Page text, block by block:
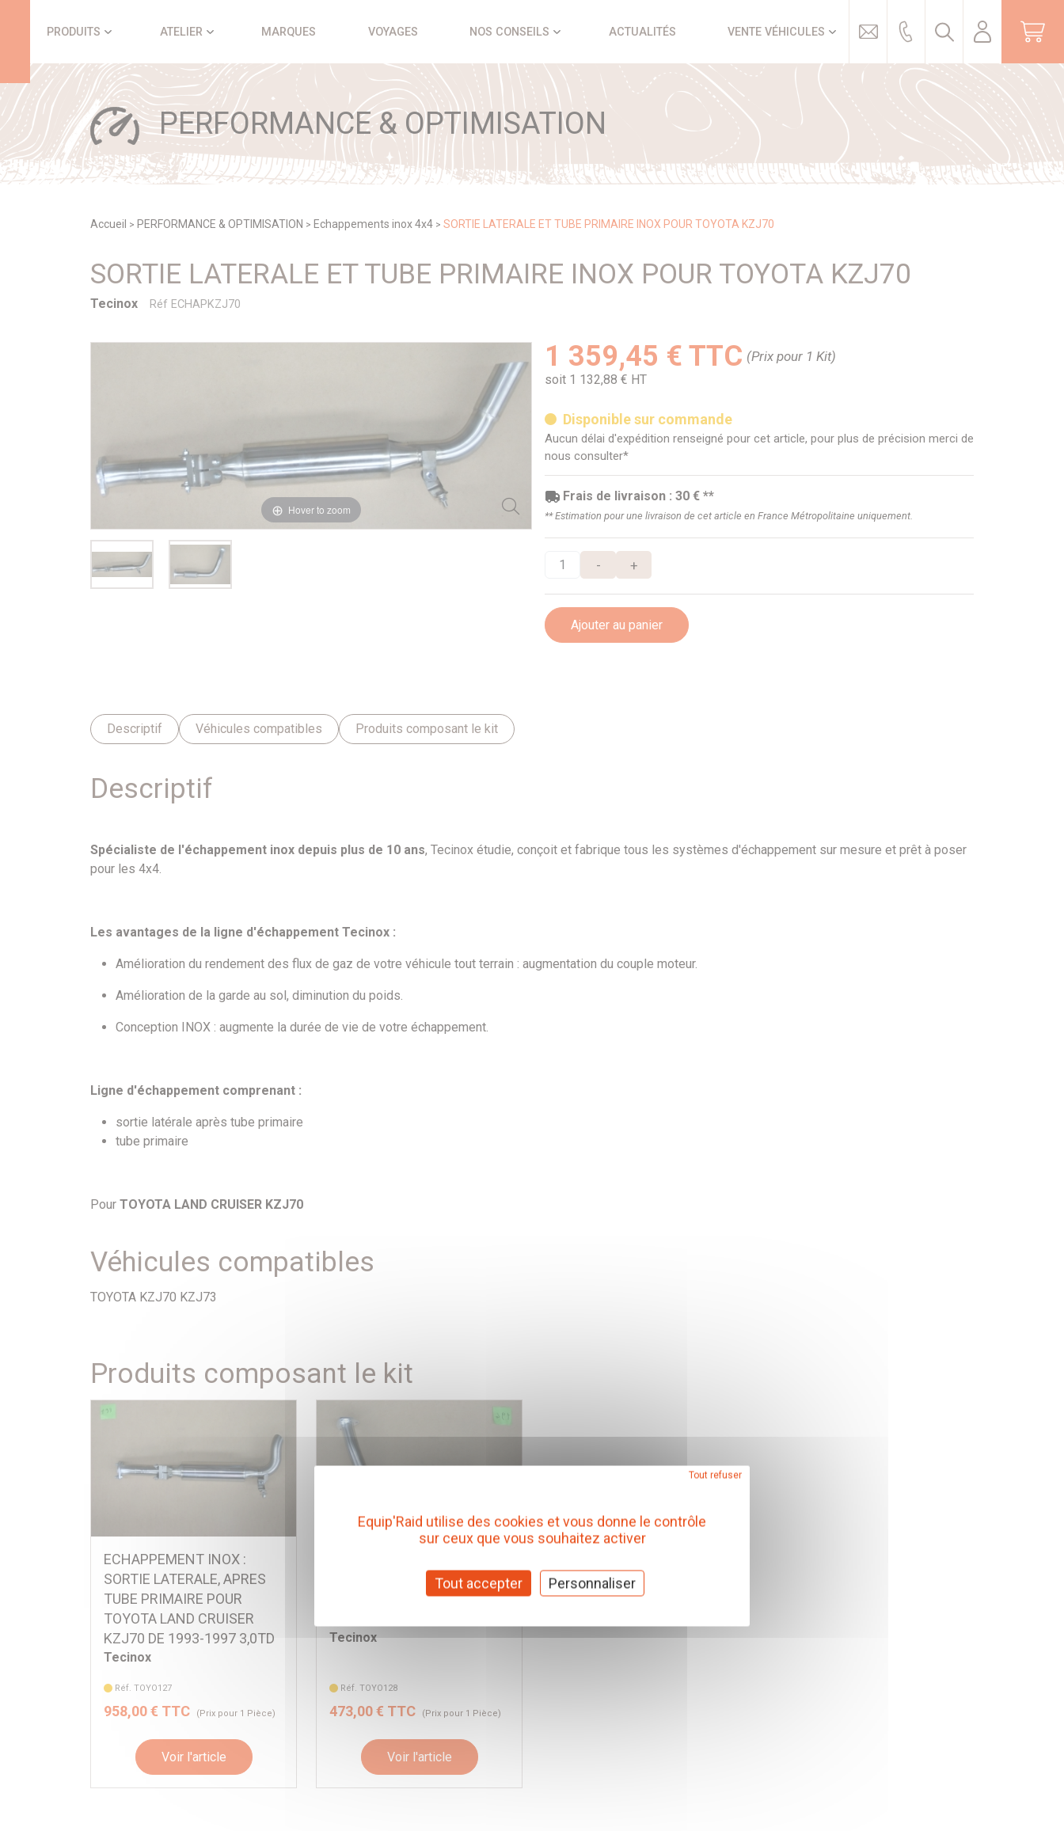
PRODUITS ATELIER MARQUES VOYAGES NOS CONSEILS ACTUALITÉS VENTE VÉHICULES
PERFORMANCE & OPTIMISATION
Accueil > PERFORMANCE & OPTIMISATION > Echappements inox 4x4 > SORTIE LATERALE ET TUBE PRIMAIRE INOX POUR TOYOTA KZJ70
SORTIE LATERALE ET TUBE PRIMAIRE INOX POUR TOYOTA KZJ70
Tecinox Réf ECHAPKZJ70
Hover to zoom
1 359,45 € TTC (Prix pour 1 Kit)
soit 1 132,88 € HT
Disponible sur commande
Aucun délai d'expédition renseigné pour cet article, pour plus de précision merci de
nous consulter*
Frais de livraison : 30 € **
** Estimation pour une livraison de cet article en France Métropolitaine uniquement.
- +
Ajouter au panier
Descriptif Véhicules compatibles Produits composant le kit
Descriptif
Spécialiste de l'échappement inox depuis plus de 10 ans, Tecinox étudie, conçoit et fabrique tous les systèmes d'échappement sur mesure et prêt à poser
pour les 4x4.
Les avantages de la ligne d'échappement Tecinox :
Amélioration du rendement des flux de gaz de votre véhicule tout terrain : augmentation du couple moteur.
Amélioration de la garde au sol, diminution du poids.
Conception INOX : augmente la durée de vie de votre échappement.
Ligne d'échappement comprenant :
sortie latérale après tube primaire
tube primaire
Pour TOYOTA LAND CRUISER KZJ70
Véhicules compatibles
TOYOTA KZJ70 KZJ73
Produits composant le kit
ECHAPPEMENT INOX :
SORTIE LATERALE, APRES
TUBE PRIMAIRE POUR
TOYOTA LAND CRUISER
KZJ70 DE 1993-1997 3,0TD
Tecinox
Réf. TOYO127
958,00 € TTC (Prix pour 1 Pièce)
Voir l'article
PRIMAIRE POUR TOYOTA
LAND CRUISER KZJ70/73 DE
Tecinox
Réf. TOYO128
473,00 € TTC (Prix pour 1 Pièce)
Voir l'article
Equip'Raid utilise des cookies et vous donne le contrôle
sur ceux que vous souhaitez activer
Tout accepter
Tout refuser
Personnaliser